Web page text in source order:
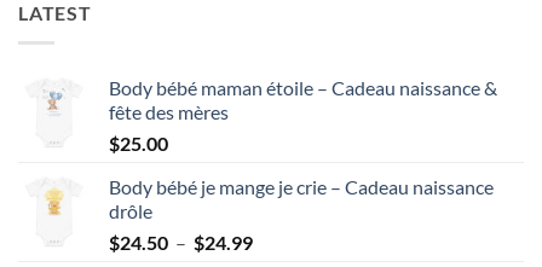
LATEST
Body bébé maman étoile – Cadeau naissance &
fête des mères
$25.00
Body bébé je mange je crie – Cadeau naissance
drôle
$24.50 – $24.99Plage